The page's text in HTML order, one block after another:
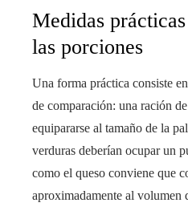
Medidas
las porciones
Una forma práctica consiste
de comparación: una ración
equipararse al tamaño de la
verduras deberían ocupar un
como el queso conviene que
aproximadamente al volumen